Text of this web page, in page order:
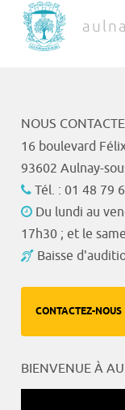
NOUS
16 boulevard
93602 Aulnay-
Tél. : 01 48 79
Du lundi au
17h30 ; et le
Baisse
CONTACTEZ-NOUS
BIENVENUE À